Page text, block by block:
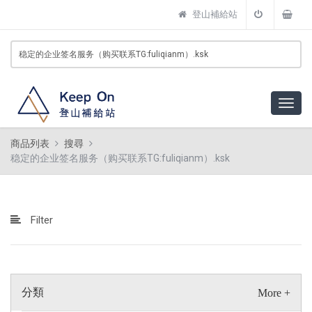
登山補給站
商品列表
搜尋
稳定的企业签名服务（购买联系TG:fuliqianm）.ksk
Filter
分類